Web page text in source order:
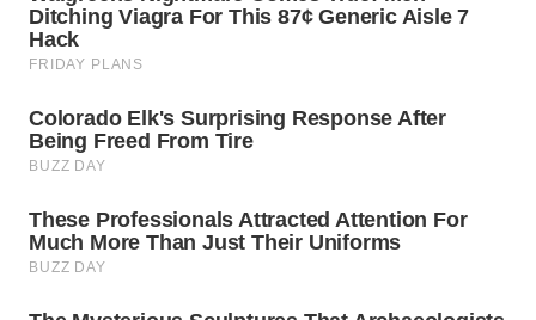
WN
LANGKAT
WN
TAPANULI
SELATAN
WN
TANJUNG